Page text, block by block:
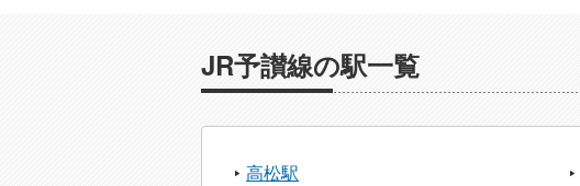
JR予讃線の駅一覧
高松駅